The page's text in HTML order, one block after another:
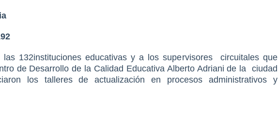
las 132instituciones educativas y a los supervisores circuitales que
de Desarrollo de la Calidad Educativa Alberto Adriani de la ciudad
los talleres de actualización en procesos administrativos y